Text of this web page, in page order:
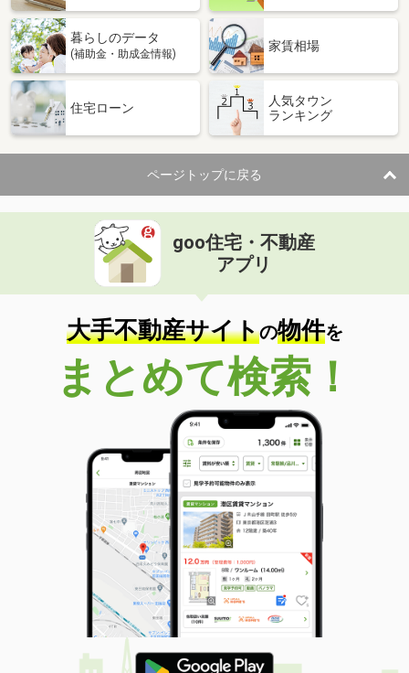
住 所
沖縄県沖縄市上地２丁目
用途地域
商業地域
土地面積 277.36m²
暮らしのデータ
(補助金・助成金情報)
家賃相場
住宅ローン
人気タウン
ランキング
ページトップに戻る
goo住宅・不動産
アプリ
大手不動産サイトの物件を
まとめて検索！